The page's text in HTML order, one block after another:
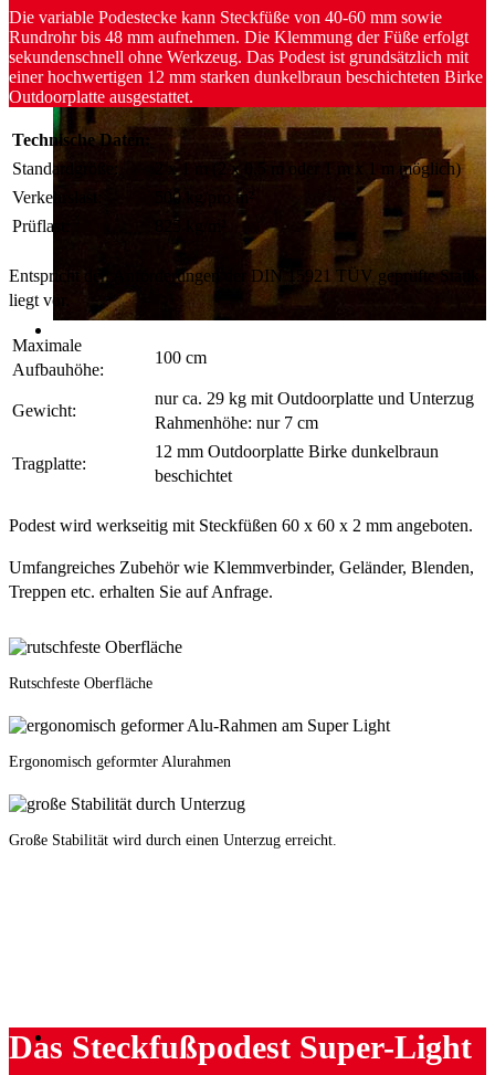
Die variable Podestecke kann Steckfüße von 40-60 mm sowie
Rundrohr bis 48 mm aufnehmen. Die Klemmung der Füße erfolgt
sekundenschnell ohne Werkzeug. Das Podest ist grundsätzlich mit
einer hochwertigen 12 mm starken dunkelbraun beschichteten Birke
Outdoorplatte ausgestattet.
Technische Daten:
Standardgröße:
2 x 1 m (2 x 0,5 m oder 1 m x 1 m möglich)
Verkehrslast:
500 kg/pro m²
Prüflast:
825 kg/m²
Entspricht den Anforderungen der DIN 15921 TÜV geprüfte Statik
liegt vor.
Maximale
Aufbauhöhe:
100 cm
Gewicht:
nur ca. 29 kg mit Outdoorplatte und Unterzug
Rahmenhöhe: nur 7 cm
Tragplatte:
12 mm Outdoorplatte Birke dunkelbraun
beschichtet
Podest wird werkseitig mit Steckfüßen 60 x 60 x 2 mm angeboten.
Umfangreiches Zubehör wie Klemmverbinder, Geländer, Blenden,
Treppen etc. erhalten Sie auf Anfrage.
Rutschfeste Oberfläche
Ergonomisch geformter Alurahmen
Große Stabilität wird durch einen Unterzug erreicht.
Das Steckfußpodest Super-Light